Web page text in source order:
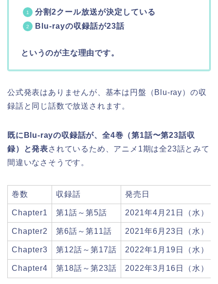
分割2クール放送が決定している
Blu-rayの収録話が23話
というのが主な理由です。
公式発表はありませんが、基本は円盤（Blu-ray）の収
録話と同じ話数で放送されます。
既にBlu-rayの収録話が、全4巻（第1話〜第23話収
録）と発表されているため、アニメ1期は全23話とみて
間違いなさそうです。
巻数 収録話 発売日
Chapter1 第1話～第5話 2021年4月21日（水）
Chapter2 第6話～第11話 2021年6月23日（水）
Chapter3 第12話～第17話 2022年1月19日（水）
Chapter4 第18話～第23話 2022年3 月 16 日（水）